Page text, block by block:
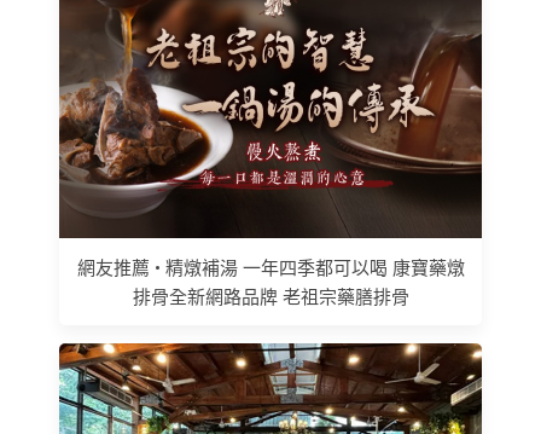
網友推薦 • 精燉補湯 一年四季都可以喝 康寶藥燉
排骨全新網路品牌 老祖宗藥膳排骨